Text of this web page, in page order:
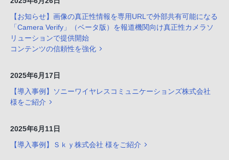
【お知らせ】画像の真正性情報を専用URLで外部共有可能になる
「Camera Verify」（ベータ版）を報道機関向け真正性カメラソ
リューションで提供開始
コンテンツの信頼性を強化
2025年6月17日
【導入事例】ソニーワイヤレスコミュニケーションズ株式会社
様をご紹介
2025年6月11日
【導入事例】Ｓｋｙ株式会社 様をご紹介